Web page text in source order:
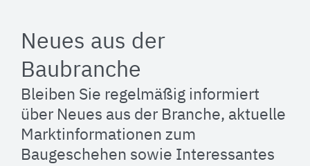
Neues aus der
Baubranche
Bleiben Sie regelmäßig informiert
über Neues aus der Branche, aktuelle
Marktinformationen zum
Baugeschehen sowie Interessantes